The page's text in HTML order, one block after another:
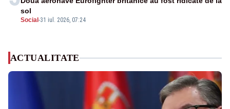
Social -31 iul. 2026, 07:24
sol
ACTUALITATE